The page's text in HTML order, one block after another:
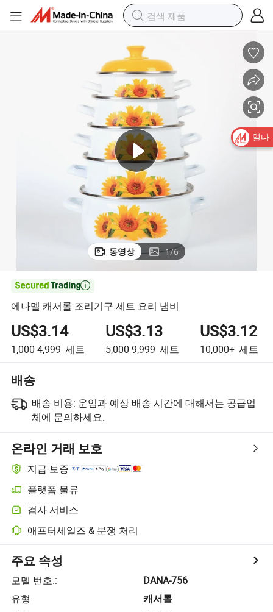
동영상 1/6

에나멜 캐서롤 조리기구 세트 요리 냄비
US$3.14
1,000-4,999 세트
US$3.13
5,000-9,999 세트
US$3.12
10,000+ 세트
배송
배송 비용: 운임과 예상 배송 시간에 대해서는 공급업
체에 문의하세요.
온라인 거래 보호
지급 보증
플랫폼 물류
검사 서비스
애프터세일즈 & 분쟁 처리
주요 속성
모델 번호.:
DANA-756
유형:
캐서롤
열다